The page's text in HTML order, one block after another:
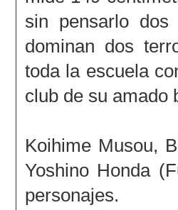
sin pensarlo
dominan dos
toda la escuela
club de su amado
Koihime Musou,
Yoshino Honda
personajes.